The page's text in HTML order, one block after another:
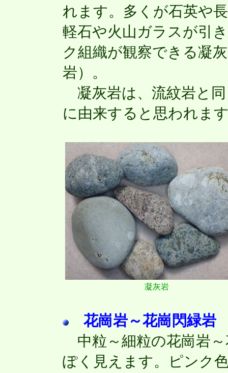
れます。多くが石英や
軽石や火山ガラスが引
ク組織が観察できる凝
岩）。
凝灰岩は、流紋岩と
に由来すると思われま
凝灰岩
花崗岩～花崗閃緑岩
中粒～細粒の花崗岩
ぽく見えます。ピンク